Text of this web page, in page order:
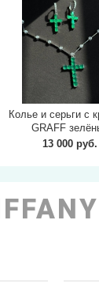
Колье и серьги с
GRAFF
13 000 руб.